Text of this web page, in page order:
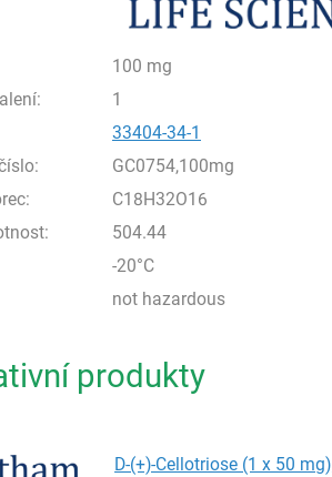
100 mg
1
33404-34-1
GC0754,100mg
C18H32O16
504.44
-20°C
not hazardous
produkty
D-(+)-Cellotriose (1 x 50 mg)